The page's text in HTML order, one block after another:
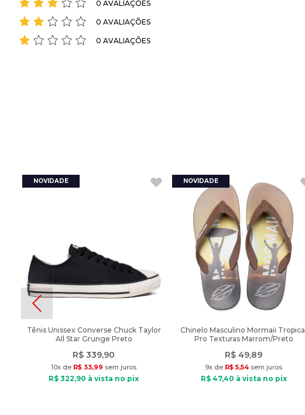
0 AVALIAÇÕES
0 AVALIAÇÕES
0 AVALIAÇÕES
Tênis Unissex Converse Chuck Taylor
All Star Grunge Preto
R$ 339,90
10x de R$ 33,99 sem juros
R$ 322,90 à vista no pix
Chinelo Masculino Mormaii Tropical
Pro Texturas Marrom/Preto
R$ 49,89
9x de R$ 5,54 sem juros
R$ 47,40 à vista no pix